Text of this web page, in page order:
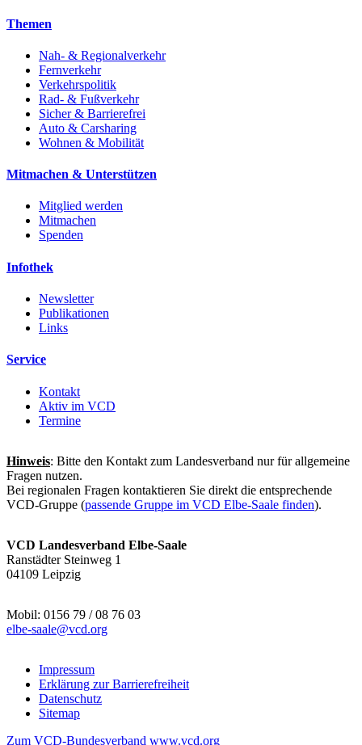
Themen
Nah- & Regionalverkehr
Fernverkehr
Verkehrspolitik
Rad- & Fußverkehr
Sicher & Barrierefrei
Auto & Carsharing
Wohnen & Mobilität
Mitmachen & Unterstützen
Mitglied werden
Mitmachen
Spenden
Infothek
Newsletter
Publikationen
Links
Service
Kontakt
Aktiv im VCD
Termine
Hinweis: Bitte den Kontakt zum Landesverband nur für allgemeine
Fragen nutzen.
Bei regionalen Fragen kontaktieren Sie direkt die entsprechende
VCD-Gruppe (passende Gruppe im VCD Elbe-Saale finden).
VCD Landesverband Elbe-Saale
Ranstädter Steinweg 1
04109 Leipzig
Mobil: 0156 79 / 08 76 03
elbe-saale@vcd.org
Impressum
Erklärung zur Barrierefreiheit
Datenschutz
Sitemap
Zum VCD-Bundesverband www.vcd.org